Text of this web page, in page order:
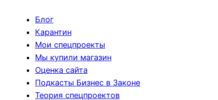
Блог
Карантин
Мои спецпроекты
Мы купили магазин
Оценка сайта
Подкасты Бизнес в Законе
Теория спецпроектов